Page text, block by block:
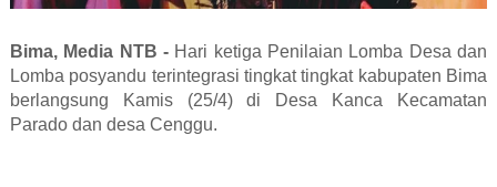
Bima, Media NTB -Hari ketiga Penilaian Lomba Desa dan
Lomba posyandu terintegrasi tingkat tingkat kabupaten Bima
berlangsung Kamis (25/4) di Desa Kanca Kecamatan
Parado dan desa Cenggu.